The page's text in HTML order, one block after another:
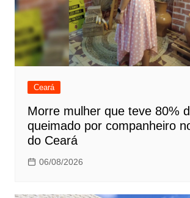
Ceará
Morre mulher que teve 80%
queimado por companheiro
do Ceará
06/08/2026